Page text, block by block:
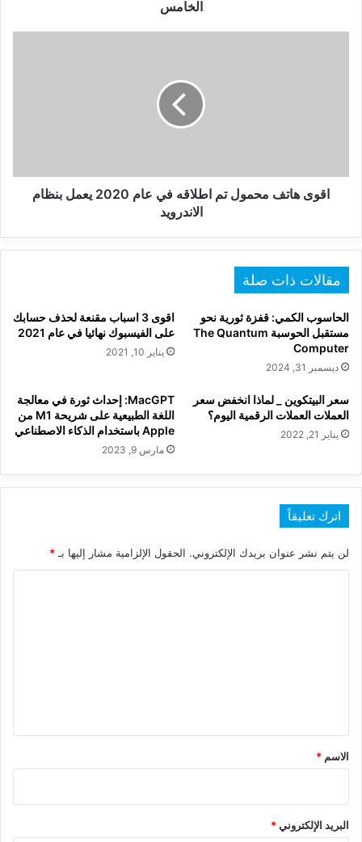
الخامس
يعمل
بنظام
اقوى هاتف محمول تم اطلاقه في عام 2020 يعمل بنظام
الاندرويد
مقالات ذات صلة
الحاسوب الكمي: قفزة ثورية نحو
مستقبل الحوسبة The Quantum
Computer
ديسمبر 31, 2024
اقوى 3 اسباب مقنعة لحذف حسابك
على الفيسبوك نهائيا في عام 2021
يناير 10, 2021
سعر البيتكوين _ لماذا انخفض سعر
العملات العملات الرقمية اليوم؟
يناير 21, 2022
MacGPT: إحداث ثورة في معالجة
اللغة الطبيعية على شريحة M1 من
Apple باستخدام الذكاء الاصطناعي
مارس 9, 2023
اترك تعليقاً
لن يتم نشر عنوان بريدك الإلكتروني. الحقول الإلزامية مشار إليها بـ *
*
الاسم *
البريد الإلكتروني*